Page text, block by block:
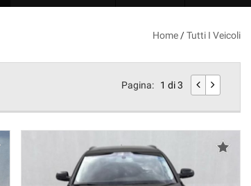
Home /Tutti I Veicoli
Pagina: 1 di 3